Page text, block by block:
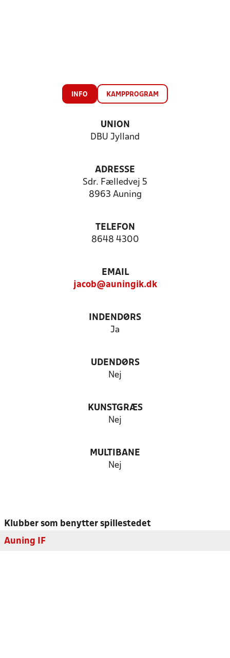
INFO KAMPPROGRAM
UNION
DBU Jylland
ADRESSE
Sdr. Fælledvej 5
8963 Auning
TELEFON
8648 4300
EMAIL
jacob@auningik.dk
INDENDØRS
Ja
UDENDØRS
Nej
KUNSTGRÆS
Nej
MULTIBANE
Nej
Klubber som benytter spillestedet
Auning IF